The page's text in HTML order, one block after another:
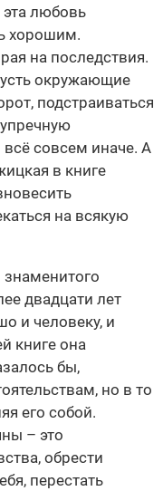
эта любовь
хорошим.
на последствия.
окружающие
подстраиваться
совсем иначе. А
в книге
на всякую
знаменитого
двадцати лет
и человеку, и
книге она
бы,
но в то
его собой.
– это
обрести
перестать